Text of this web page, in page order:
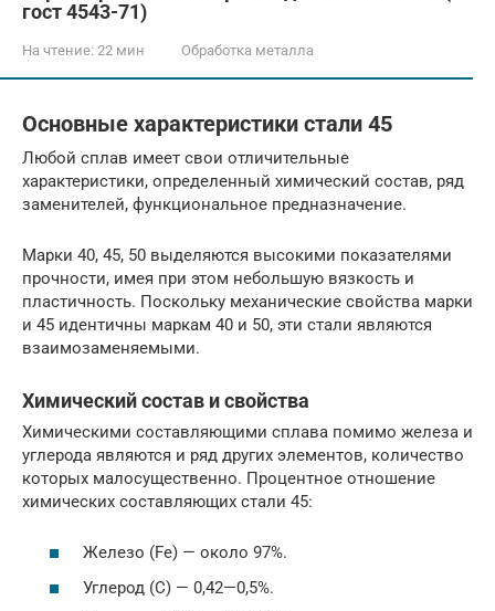
гост 4543-71)
На чтение: 22 мин Обработка металла
Основные характеристики стали 45
Любой сплав имеет свои отличительные
характеристики, определенный химический состав, ряд
заменителей, функциональное предназначение.
Марки 40, 45, 50 выделяются высокими показателями
прочности, имея при этом небольшую вязкость и
пластичность. Поскольку механические свойства марки
и 45 идентичны маркам 40 и 50, эти стали являются
взаимозаменяемыми.
Химический состав и свойства
Химическими составляющими сплава помимо железа и
углерода являются и ряд других элементов, количество
которых малосущественно. Процентное отношение
химических составляющих стали 45:
Железо (Fe) — около 97%.
Углерод (C) — 0,42—0,5%.